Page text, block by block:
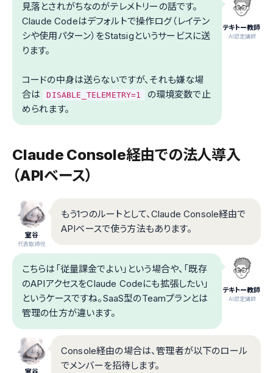
テキトー教師
.AI認定講師
見落とされがちなのがテレメトリーの話です。
Claude Codeはデフォルトで操作ログ（レイテン
シや使用パターン）をStatsigというサービスに送
ります。
コードの中身は送らないですが、それも嫌な場
合は
DISABLE_TELEMETRY=1
の環境変数で止
められます。
Claude Console経由での法人導入
（APIベース）
室谷
代表取締役
もう1つのルートとして、Claude Console経由で
APIベースで使う方法もあります。
テキトー教師
.AI認定講師
こちらは「従量課金でよい」という場合や、「既存
のAPIアクセスをClaude Codeにも拡張したい」
というケースですね。SaaS型のTeamプランとは
管理の仕方が違います。
Console経由の場合は、管理者が以下のロール
でメンバーを招待します。